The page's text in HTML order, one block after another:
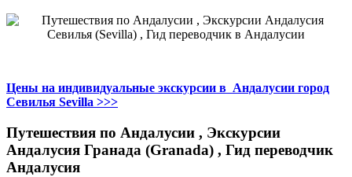
Цены на индивидуальные экскурсии в Андалусии город
Севилья Sevilla >>>
Путешествия по Андалусии , Экскурсии
Андалусия Гранада (Granada) , Гид переводчик
Андалусия